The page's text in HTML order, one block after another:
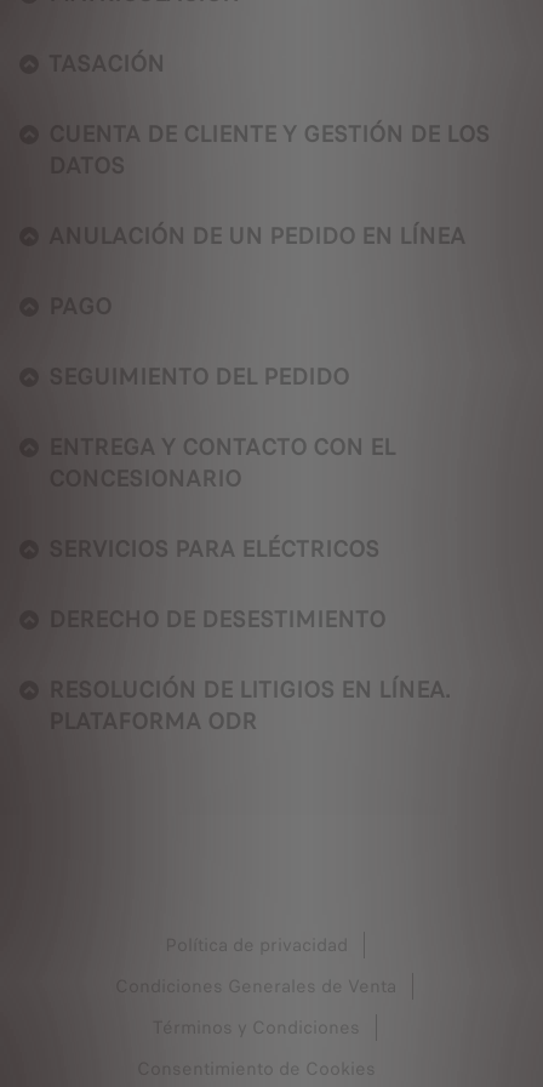
TASACIÓN
CUENTA DE CLIENTE Y GESTIÓN DE LOS
ANULACIÓN DE UN PEDIDO EN LÍNEA
SEGUIMIENTO DEL PEDIDO
ENTREGA Y CONTACTO CON EL
CONCESIONARIO
SERVICIOS PARA ELÉCTRICOS
DERECHO DE DESESTIMIENTO
RESOLUCIÓN DE LITIGIOS EN LÍNEA.
PLATAFORMA ODR
Política de privacidad
Condiciones Generales de Venta
Términos y Condiciones
Consentimiento de Cookies